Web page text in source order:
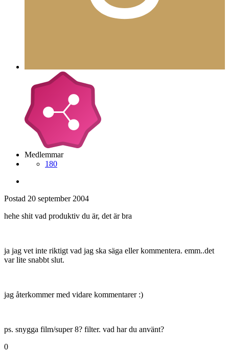
Medlemmar
180
Postad 20 september 2004
hehe shit vad produktiv du är, det är bra
ja jag vet inte riktigt vad jag ska säga eller kommentera. emm..det
var lite snabbt slut.
jag återkommer med vidare kommentarer :)
ps. snygga film/super 8? filter. vad har du använt?
0